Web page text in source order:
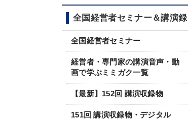
全国経営者セミナー＆講演録
全国経営者セミナー
経営者・専門家の講演音声・動
画で学ぶミミガク一覧
【最新】152回 講演収録物
151回 講演収録物・デジタル